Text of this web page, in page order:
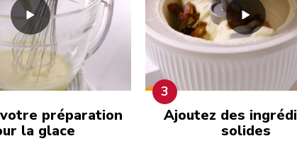
préparation
la glace
3
Ajoutez des
solides